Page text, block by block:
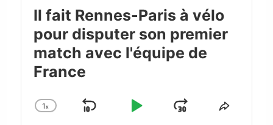
Il fait Rennes-Paris à vélo
pour disputer son premier
match avec l'équipe de
France
Change
1x
Skip
Play
JumpShare